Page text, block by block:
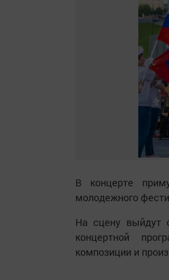
В концерте
молодежного
На сцену выйдут
концертной
композиции и